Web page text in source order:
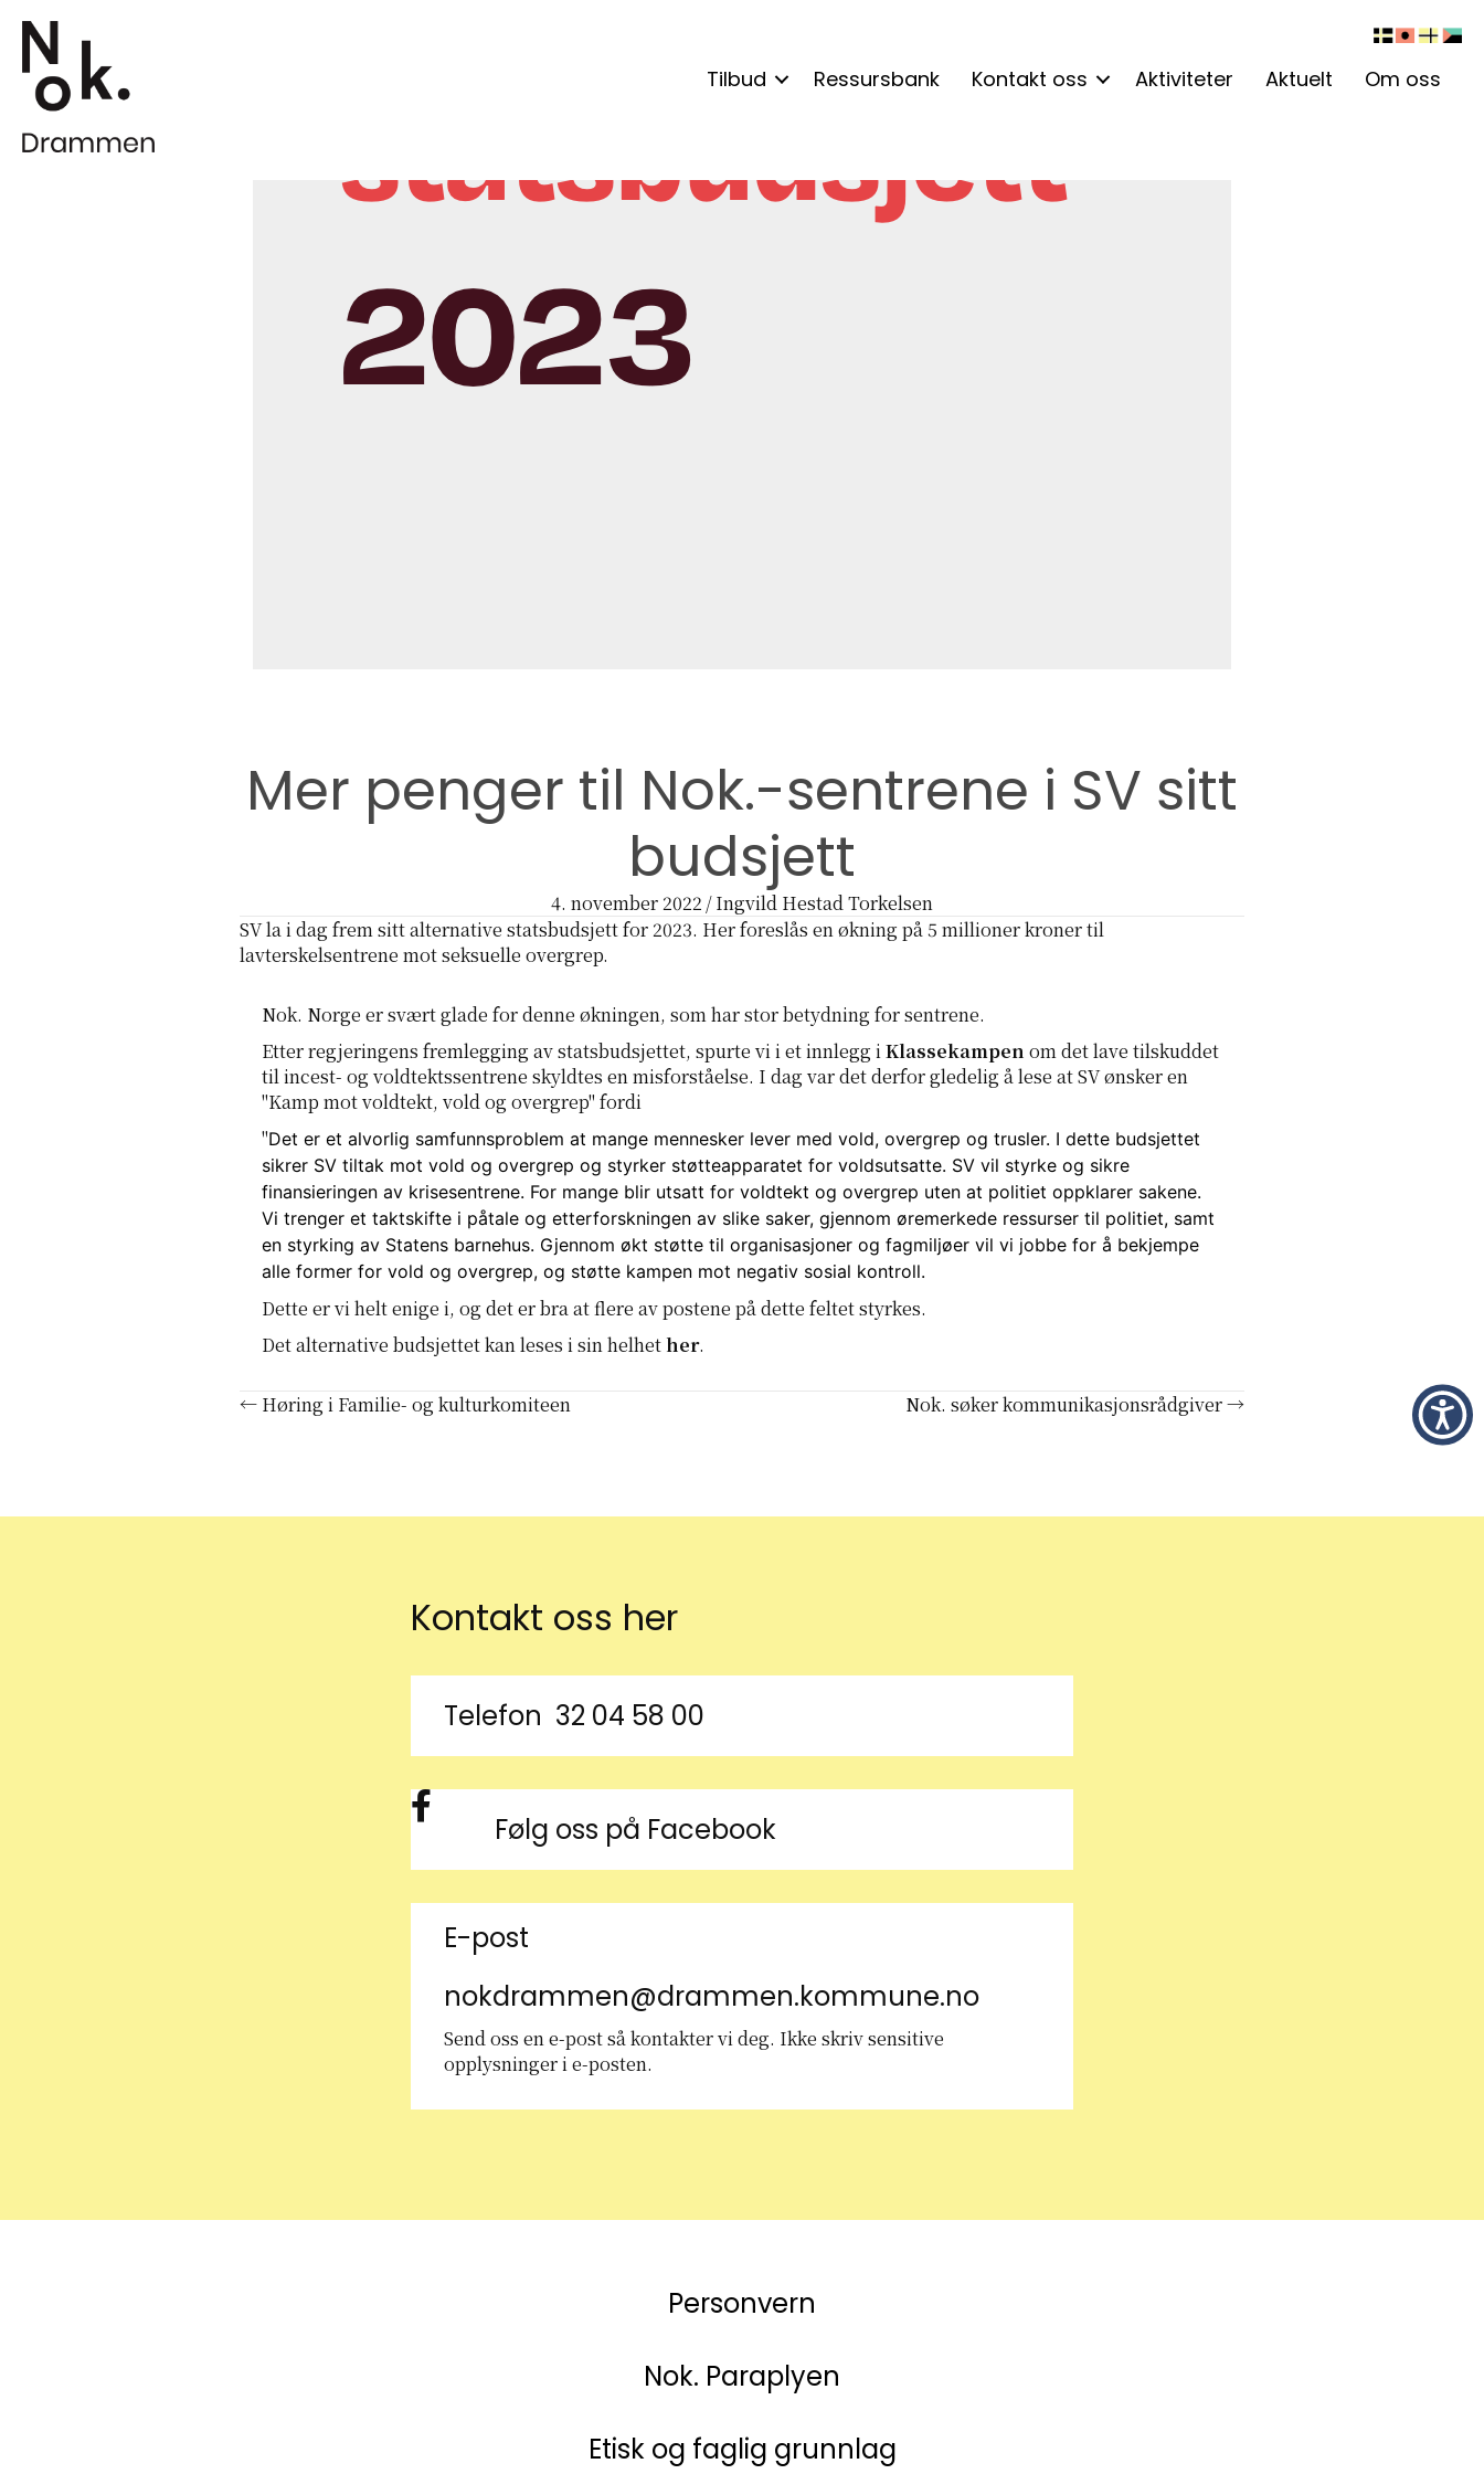
Tilbud Ressursbank Kontakt oss Aktiviteter Aktuelt Om oss
Mer penger til Nok.-sentrene i SV sitt
budsjett
4. november 2022 /Ingvild Hestad Torkelsen
SV la i dag frem sitt alternative statsbudsjett for 2023. Her foreslås en økning på 5 millioner kroner til
lavterskelsentrene mot seksuelle overgrep.
Nok. Norge er svært glade for denne økningen, som har stor betydning for sentrene.
Etter regjeringens fremlegging av statsbudsjettet, spurte vi i et innlegg iKlassekampen om det lave tilskuddet
til incest- og voldtektssentrene skyldtes en misforståelse. I dag var det derfor gledelig å lese at SV ønsker en
"Kamp mot voldtekt, vold og overgrep" fordi
"Det er et alvorlig samfunnsproblem at mange mennesker lever med vold, overgrep og trusler. I dette budsjettet
sikrer SV tiltak mot vold og overgrep og styrker støtteapparatet for voldsutsatte. SV vil styrke og sikre
finansieringen av krisesentrene. For mange blir utsatt for voldtekt og overgrep uten at politiet oppklarer sakene.
Vi trenger et taktskifte i påtale og etterforskningen av slike saker, gjennom øremerkede ressurser til politiet, samt
en styrking av Statens barnehus. Gjennom økt støtte til organisasjoner og fagmiljøer vil vi jobbe for å bekjempe
alle former for vold og overgrep, og støtte kampen mot negativ sosial kontroll.
Dette er vi helt enige i, og det er bra at flere av postene på dette feltet styrkes.
Det alternative budsjettet kan leses i sin helhether.
Posts
← Høring i Familie- og kulturkomiteen Nok. søker kommunikasjonsrådgiver →
Kontakt oss her
Telefon 32 04 58 00
Facebook symbol
Følg oss på Facebook
E-post
nokdrammen@drammen.kommune.no
Send oss en e-post så kontakter vi deg. Ikke skriv sensitive
opplysninger i e-posten.
Personvern
Nok. Paraplyen
Etisk og faglig grunnlag